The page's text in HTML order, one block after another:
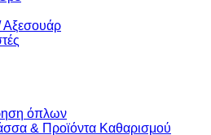
Αξεσουάρ
όπλων
& Προϊόντα Καθαρισμού